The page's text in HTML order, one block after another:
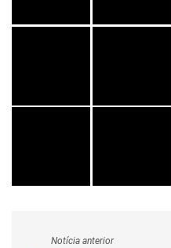
Notícia anterior